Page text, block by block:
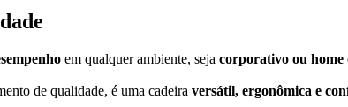
em qualquer ambiente, seja corporativo ou home
de qualidade, é uma cadeira versátil, ergonômica e